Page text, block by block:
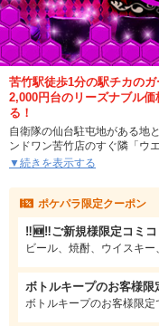
苦竹駅徒歩1分の駅チカの
2,000円台のリーズナブル
る！
自衛隊の仙台駐屯地がある地
ンドワン苦竹店のすぐ隣「ウ
物の一階にある、隠れた人気
クイーンビーではブラウスに
包む20代前半の女の子が中心
ら、ワイワイ賑やかにお酒を
HIP-HOPが好きな子だったり
味を持つ女の子がいるから話
ブラック×ピンクの配色の店
ります。お一人様でも気軽に
▼続きを表示する
ポケパラ限定クーポン
‼️🆕‼️ご新規様限定コミ
ビール、焼酎、ウイスキー
ボトルキープのお客様
ボトルキープのお客様限定